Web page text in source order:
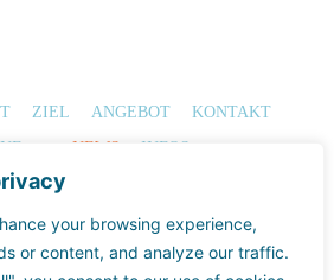
your browsing experience,
or content, and analyze our traffic.
ZIEL ANGEBOT
KONTAKT
NEWS
INFOS
Impressum